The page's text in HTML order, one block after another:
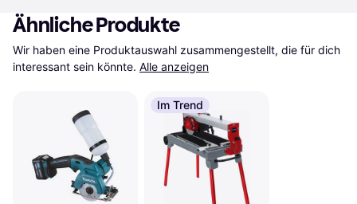
Ähnliche Produkte
Wir haben eine Produktauswahl zusammengestellt, die für dich
interessant sein könnte. Alle anzeigen
Im Trend